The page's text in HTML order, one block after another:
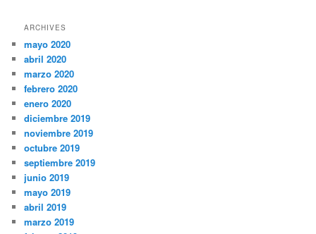
ARCHIVES
mayo 2020
abril 2020
marzo 2020
febrero 2020
enero 2020
diciembre 2019
noviembre 2019
octubre 2019
septiembre 2019
junio 2019
mayo 2019
abril 2019
marzo 2019